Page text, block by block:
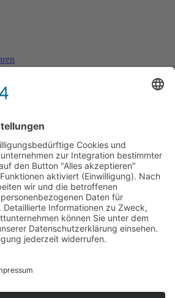
Ihre Zustimmung, um den
Service zu laden!
OpenStreetMap, um Inhalte
Service kann Daten zu Ihren
Bitte lesen Sie die Details durch
der Nutzung des Service zu, um
Inhalte anzuzeigen.
Akzeptieren